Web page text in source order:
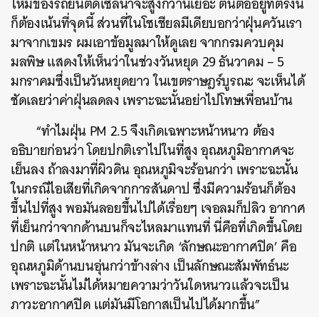
ก็ต้องเน้นที่จุดนี้ ส่วนที่ในโซเชียลมีเดียบอกว่าฝุ่นควันเรา
มาจากเขมร ผมเอาข้อมูลมาให้ดูเลย จากกรมควบคุม
มลพิษ แสดงให้เห็นว่าในช่วงวันหยุด 29 ธันวาคม – 5
มกราคมซึ่งเป็นวันหยุดยาว ในเขตราษฎร์บูรณะ จะเห็นได้
ชัดเลยว่าค่าฝุ่นลดลง เพราะฉะนั้นอย่าไปโทษเพื่อนบ้าน
“ทำไมฝุ่น PM 2.5 จึงเกิดเฉพาะหน้าหนาว ต้อง
อธิบายก่อนว่า โดยปกติเราไปในที่สูง อุณหภูมิอากาศจะ
เย็นลง ถ้าลงมาที่ผิวดิน อุณหภูมิจะร้อนกว่า เพราะฉะนั้น
ในกรณีไอเสียที่เกิดจากการสันดาป ซึ่งมีความร้อนก็ต้อง
ขึ้นไปที่สูง พอมันลอยขึ้นไปได้เรื่อยๆ เจอลมก็ปลิว อากาศ
ที่เย็นกว่าจากด้านบนก็จะไหลมาแทนที่ นี่คือที่เกิดขึ้นโดย
ปกติ แต่ในหน้าหนาว มันจะเกิด ‘ลักษณะอากาศปิด’ คือ
อุณหภูมิด้านบนอุ่นกว่าข้างล่าง เป็นลักษณะสัมพัทธ์นะ
เพราะฉะนั้นไม่ได้หมายความว่าวันใดหนาวแล้วจะเป็น
ภาวะอากาศปิด แต่มันมีโอกาสเป็นไปได้มากขึ้น”